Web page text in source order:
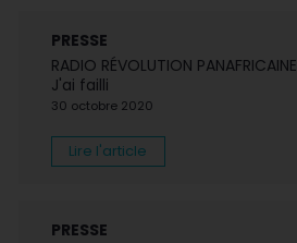
PRESSE
RADIO RÉVOLUTION PANAFRICAINE
J'ai failli
30 octobre 2020
Lire l'article
PRESSE